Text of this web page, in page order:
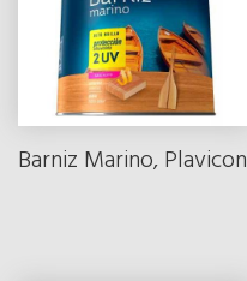
Barniz Marino, Plavicon